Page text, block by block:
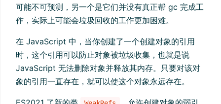
可能不可预测，另一个是它们并没有真正帮 gc 完成工
作，实际上可能会垃圾回收的工作更加困难。
在 JavaScript 中，当你创建了一个创建对象的引用
时，这个引用可以防止对象被垃圾收集，也就是说
JavaScript 无法删除对象并释放其内存。只要对该对
象的引用一直存在，就可以使这个对象永远存在。